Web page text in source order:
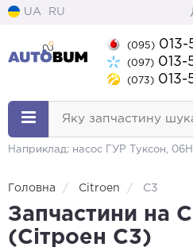
UA RU
(095)
(097) 013-
(073) 013-
Яку запчастину
Наприклад: насос ГУР Туксон,
Головна Citroen C3
Запчастини на
(Сітроен С3)